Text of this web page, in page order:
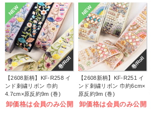
NEW
巻/Roll
【2608新柄】KF-R258 イ
ンド刺繍リボン 巾約
4.7cm×原反約9m (巻)
卸価格は会員のみ公開
NEW
巻/Roll
【2608新柄】KF-R251 イ
ンド刺繍リボン 巾約6cm×
原反約9m (巻)
卸価格は会員のみ公開